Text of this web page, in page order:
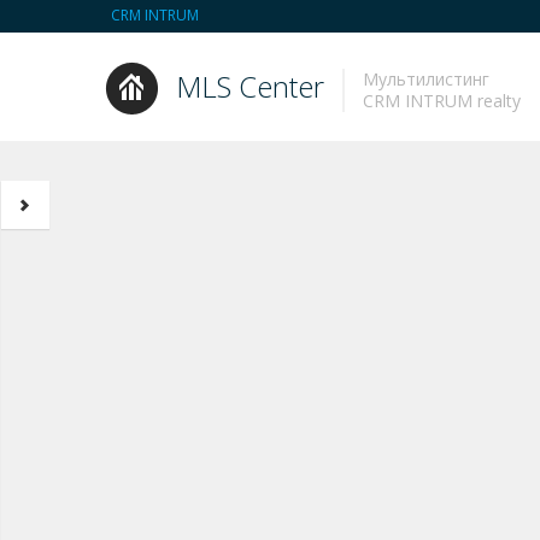
CRM INTRUM
MLS Center
Мультилистинг
CRM INTRUM realty